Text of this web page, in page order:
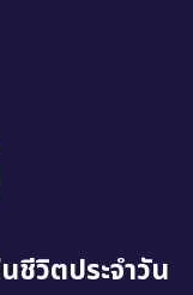
วิตประจำวัน